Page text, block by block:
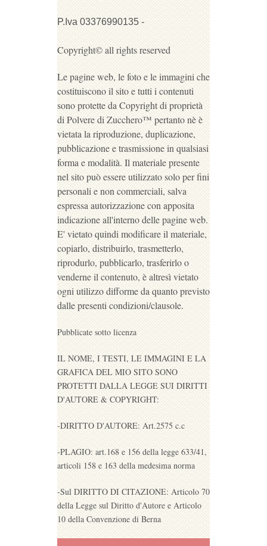
P.Iva 03376990135 -
Copyright© all rights reserved
Le pagine web, le foto e le immagini che
costituiscono il sito e tutti i contenuti
sono protette da Copyright di proprietà
di Polvere di Zucchero™ pertanto nè è
vietata la riproduzione, duplicazione,
pubblicazione e trasmissione in qualsiasi
forma e modalità. Il materiale presente
nel sito può essere utilizzato solo per fini
personali e non commerciali, salva
espressa autorizzazione con apposita
indicazione all'interno delle pagine web.
E' vietato quindi modificare il materiale,
copiarlo, distribuirlo, trasmetterlo,
riprodurlo, pubblicarlo, trasferirlo o
venderne il contenuto, è altresì vietato
ogni utilizzo difforme da quanto previsto
dalle presenti condizioni/clausole.
Pubblicate sotto licenza
IL NOME, I TESTI, LE IMMAGINI E LA
GRAFICA DEL MIO SITO SONO
PROTETTI DALLA LEGGE SUI DIRITTI
D'AUTORE & COPYRIGHT:
-DIRITTO D'AUTORE: Art.2575 c.c
-PLAGIO: art.168 e 156 della legge 633/41,
articoli 158 e 163 della medesima norma
-Sul DIRITTO DI CITAZIONE: Articolo 70
della Legge sul Diritto d'Autore e Articolo
10 della Convenzione di Berna